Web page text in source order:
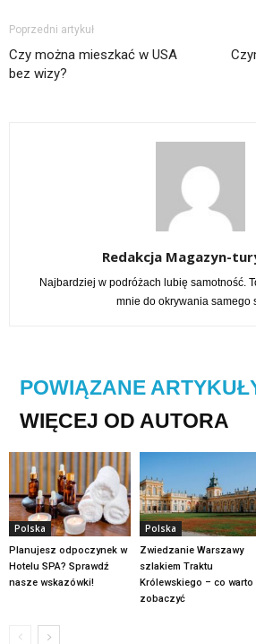
Poprzedni artykuł
Czy można mieszkać w USA
bez wizy?
Redakcja Magazyn-
Najbardziej w podróżach lubię samotność.
mnie do okrywania samego
POWIĄZANE
WIĘCEJ OD AUTORA
Polska
Planujesz odpoczynek w
Hotelu SPA? Sprawdź
nasze wskazówki!
Polska
Zwiedzanie Warszawy
szlakiem Traktu
Królewskiego – co warto
zobaczyć